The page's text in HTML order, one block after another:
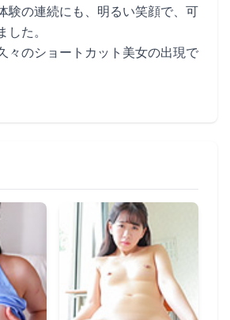
験の連続にも、明るい笑顔で、可
た。
々のショートカット美女の出現で